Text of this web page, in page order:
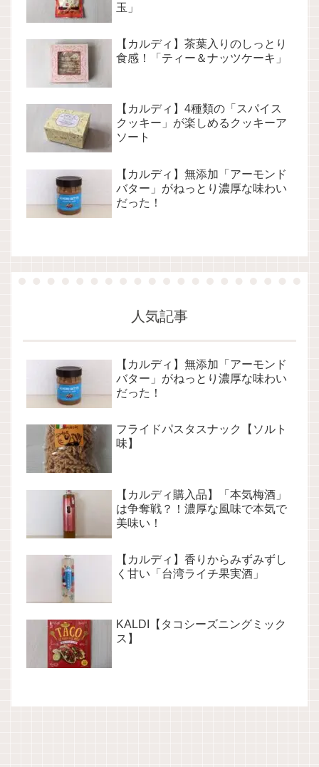
玉」
【カルディ】茶葉入りのしっとり
食感！「ティー＆ナッツケーキ」
【カルディ】4種類の「スパイス
クッキー」が楽しめるクッキーア
ソート
【カルディ】無添加「アーモンド
バター」がねっとり濃厚な味わい
だった！
人気記事
【カルディ】無添加「アーモンド
バター」がねっとり濃厚な味わい
だった！
フライドパスタスナック【ソルト
味】
【カルディ購入品】「本気梅酒」
は争奪戦？！濃厚な風味で本気で
美味い！
【カルディ】香りからみずみずし
く甘い「台湾ライチ果実酒」
KALDI【タコシーズニングミック
ス】